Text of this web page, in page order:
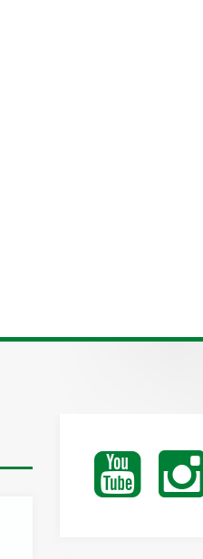
Youtube